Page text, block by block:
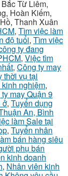
Từ Liêm,
Hoàn Kiếm,
Thanh Xuân
, Tìm việc làm
độ tuổi, Tìm việc
ty đang
, Việc tìm
, Công ty may
thời vụ tại
nghiệm,
may Quận 9
ở, Tuyển dụng
An, Bình
làm Sale tại
, Tuyển nhân
bán hàng siêu
phụ bán
kinh doanh
, Nhân viên kinh